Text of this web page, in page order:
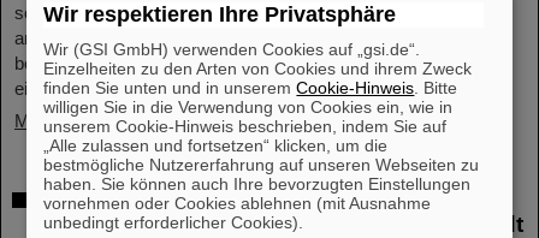
schnelleren Ionen des einen Strahls die langsameren Ionen des
anderen Strahls ständig, so dass sich die Teilchenpakete der
beiden Strahlen immer wieder durchdringen. Dieses weltweit
einmalige Verfahren unterstreicht eindrucksvoll…
Mehr »
Auszeichnung: Professor Thomas Nilsson
ist „Affiliate Professor“ an der TU Darmstadt
Wir respektieren Ihre Privatsphäre
Wir (GSI GmbH) verwenden Cookies auf „gsi.de“.
Einzelheiten zu den Arten von Cookies und ihrem Zweck
finden Sie unten und in unseremCookie-Hinweis . Bitte
willigen Sie in die Verwendung von Cookies ein, wie in
unserem Cookie-Hinweis beschrieben, indem Sie auf
„Alle zulassen und fortsetzen“ klicken, um die
bestmögliche Nutzererfahrung auf unseren Webseiten zu
haben. Sie können auch Ihre bevorzugten Einstellungen
vornehmen oder Cookies ablehnen (mit Ausnahme
unbedingt erforderlicher Cookies).